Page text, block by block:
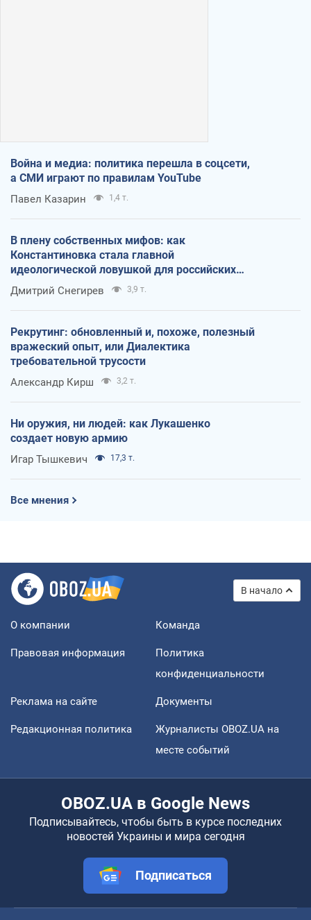
Война и медиа: политика перешла в соцсети,
а СМИ играют по правилам YouTube
Павел Казарин 1,4 т.
В плену собственных мифов: как
Константиновка стала главной
идеологической ловушкой для российских
оккупантов
Дмитрий Снегирев 3,9 т.
Рекрутинг: обновленный и, похоже, полезный
вражеский опыт, или Диалектика
требовательной трусости
Александр Кирш 3,2 т.
Ни оружия, ни людей: как Лукашенко
создает новую армию
Игар Тышкевич 17,3 т.
Все мнения
В начало
О компании Команда
Правовая информация
Политика
конфиденциальности
Реклама на сайте Документы
Редакционная политика
Журналисты OBOZ.UA на
месте событий
OBOZ.UA в Google News
Подписывайтесь, чтобы быть в курсе последних
новостей Украины и мира сегодня
Подписаться